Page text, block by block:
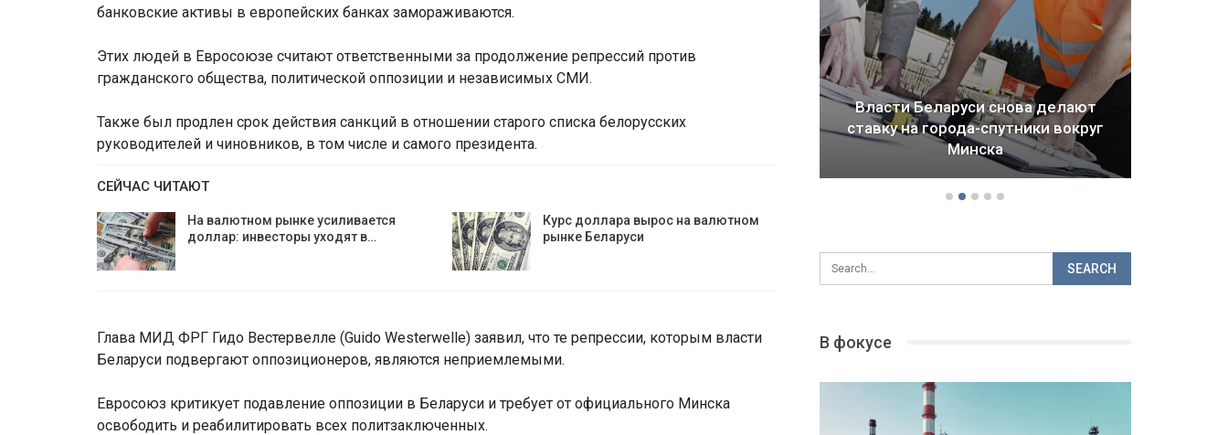
банковские активы в европейских банках замораживаются.
Этих людей в Евросоюзе считают ответственными за продолжение репрессий против
гражданского общества, политической оппозиции и независимых СМИ.
Также был продлен срок действия санкций в отношении старого списка белорусских
руководителей и чиновников, в том числе и самого президента.
СЕЙЧАС ЧИТАЮТ
На валютном рынке усиливается
доллар: инвесторы уходят в…
Курс доллара вырос на валютном
рынке Беларуси
Глава МИД ФРГ Гидо Вестервелле (Guido Westerwelle) заявил, что те репрессии, которым власти
Беларуси подвергают оппозиционеров, являются неприемлемыми.
Евросоюз критикует подавление оппозиции в Беларуси и требует от официального Минска
освободить и реабилитировать всех политзаключенных.
ВТБ Банка старше
50 лет
Мозырского НПЗ и расширил
ограничения для белорусской…
Власти Беларуси снова делают
ставку на города-спутники вокруг
Драма Детройта: как ломается
будущее городов и стран
В фокусе